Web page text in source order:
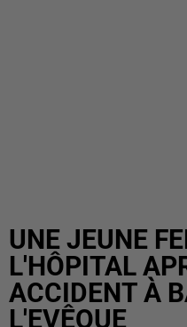
UNE JEUNE
L'HÔPITAL
ACCIDENT À
L'EVÊQUE